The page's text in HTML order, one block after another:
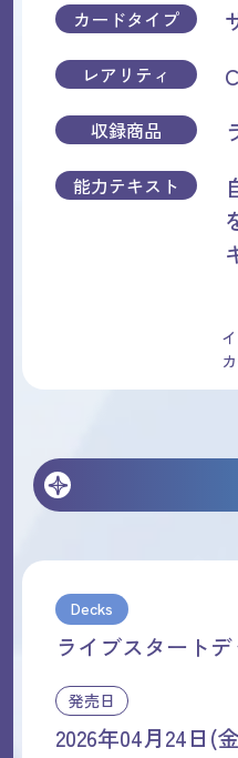
カードタイプ
レアリティ C
収録商品
能力テキスト
Decks
ライブスタート
発売日
2026年04月24日(